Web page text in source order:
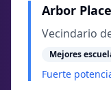
Arbor
Vecindario
Mejores
Fuerte